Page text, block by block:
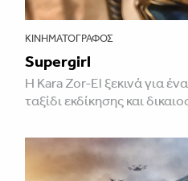
ΚΙΝΗΜΑΤΟΓΡΆΦΟΣ
Supergirl
Η Kara Zor-El ξεκινά για
ταξίδι εκδίκησης και